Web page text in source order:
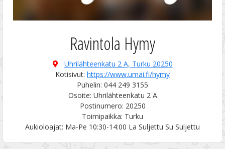
Ravintola Hymy
Uhrilähteenkatu 2 A, Turku 20250
Kotisivut: https://www.umai.fi/hymy
Puhelin: 044 249 3155
Osoite: Uhrilähteenkatu 2 A
Postinumero: 20250
Toimipaikka: Turku
Aukioloajat: Ma-Pe 10:30-14:00 La Suljettu Su Suljettu